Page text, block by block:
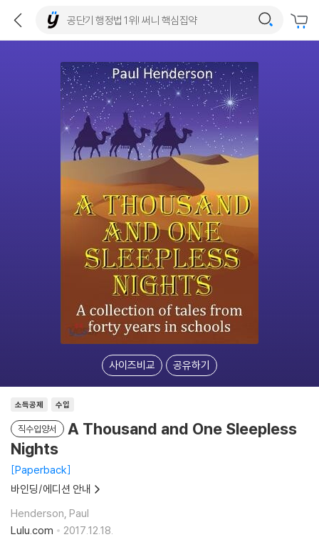
사이즈비교 공유하기
소득공제 수입
직수입양서
A Thousand and One Sleepless
Nights
Paperback
바인딩/에디션 안내
Henderson, Paul
Lulu.com
2017.12.18.